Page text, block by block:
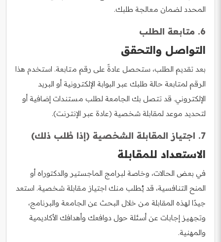
المحدد لضمان معالجة طلبك.
6. متابعة الطلب
التواصل والتحقق
بعد تقديم الطلب، ستحصل عادةً على رقم متابعة. استخدم هذا
الرقم لمتابعة حالة طلبك عبر البوابة الإلكترونية أو البريد
الإلكتروني. قد تتصل بك الجامعة لطلب مستندات إضافية أو
لتحديد موعد لمقابلة شخصية (عادة عبر الإنترنت).
7. اجتياز المقابلة الشخصية (إذا طُلب ذلك)
الاستعداد للمقابلة
في بعض الحالات، وخاصة لبرامج الماجستير والدكتوراه أو
المنح التنافسية، قد يُطلب منك اجتياز مقابلة شخصية. استعد
جيدًا لهذه المقابلة من خلال البحث عن الجامعة والبرنامج،
وتجهيز إجابات عن أسئلة حول دوافعك وأهدافك الأكاديمية
والمهنية.